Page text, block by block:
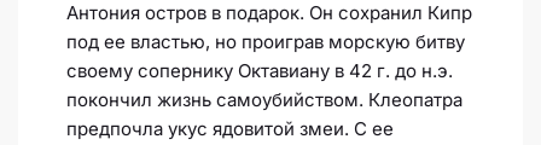
Антония остров в подарок. Он сохранил Кипр
под ее властью, но проиграв морскую битву
своему сопернику Октавиану в 42 г. до н.э.
покончил жизнь самоубийством. Клеопатра
предпочла укус ядовитой змеи. С ее